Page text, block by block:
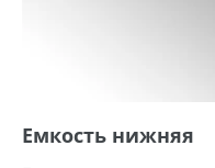
Емкость нижняя